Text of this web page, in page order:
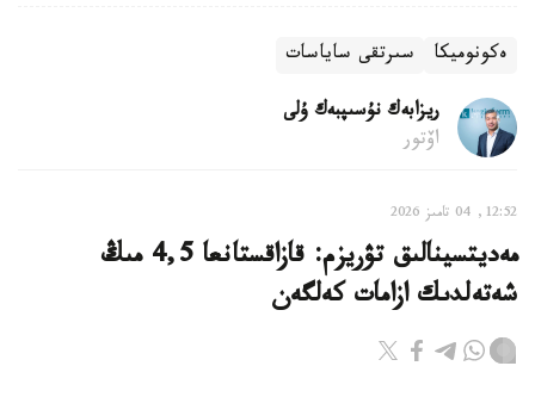
ەكونوميكا سىرتقى ساياسات
ريزابەك نۇسىپبەك ۇلى
اۆتور
12:52, 04 تامىز 2026
مەديتسينالىق تۋريزم: قازاقستانعا 4,5 مىڭ
شەتەلدىك ازامات كەلگەن